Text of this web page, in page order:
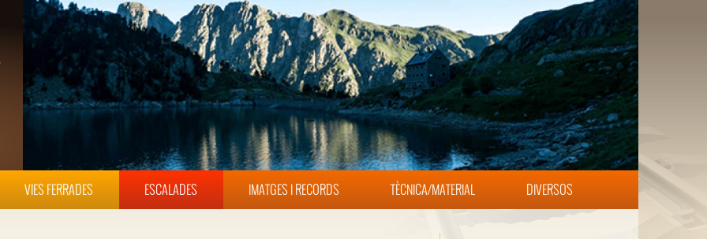
VIES FERRADES ESCALADES IMATGES I RECORDS TÈCNICA/MATERIAL DIVERSOS